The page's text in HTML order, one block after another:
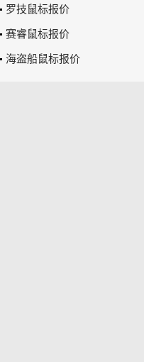
罗技鼠标报价
赛睿鼠标报价
海盗船鼠标报价